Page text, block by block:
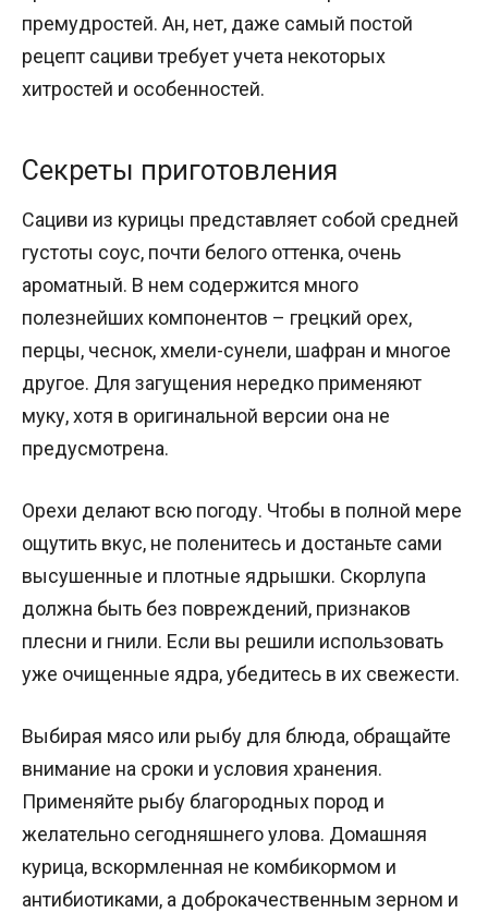
премудростей. Ан, нет, даже самый постой
рецепт сациви требует учета некоторых
хитростей и особенностей.
Секреты приготовления
Сациви из курицы представляет собой средней
густоты соус, почти белого оттенка, очень
ароматный. В нем содержится много
полезнейших компонентов – грецкий орех,
перцы, чеснок, хмели-сунели, шафран и многое
другое. Для загущения нередко применяют
муку, хотя в оригинальной версии она не
предусмотрена.
Орехи делают всю погоду. Чтобы в полной мере
ощутить вкус, не поленитесь и достаньте сами
высушенные и плотные ядрышки. Скорлупа
должна быть без повреждений, признаков
плесни и гнили. Если вы решили использовать
уже очищенные ядра, убедитесь в их свежести.
Выбирая мясо или рыбу для блюда, обращайте
внимание на сроки и условия хранения.
Применяйте рыбу благородных пород и
желательно сегодняшнего улова. Домашняя
курица, вскормленная не комбикормом и
антибиотиками, а доброкачественным зерном и